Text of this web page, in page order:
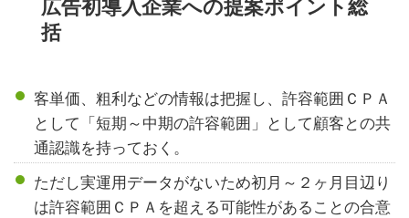
括
客単価、粗利などの情報は把握し、許容範囲ＣＰＡ
として「短期～中期の許容範囲」として顧客との共
通認識を持っておく。
ただし実運用データがないため初月～２ヶ月目辺り
は許容範囲ＣＰＡを超える可能性があることの合意